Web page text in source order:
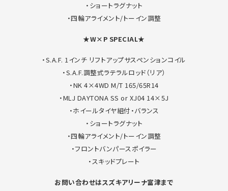
・ショートラグナット
・四輪アライメント/トーイン調整
★W×P SPECIAL★
・S.A.F. 1インチ リフトアップサスペンションコイル
・S.A.F.調整式ラテラルロッド（リア）
・NK 4×4WD M/T 165/65R14
・MLJ DAYTONA SS or XJ04 14×5J
・ホイールタイヤ組付・バランス
・ショートラグナット
・四輪アライメント/トーイン調整
・フロントバンパースポイラー
・スキッドプレート
お問い合わせはスズキアリーナ富津まで